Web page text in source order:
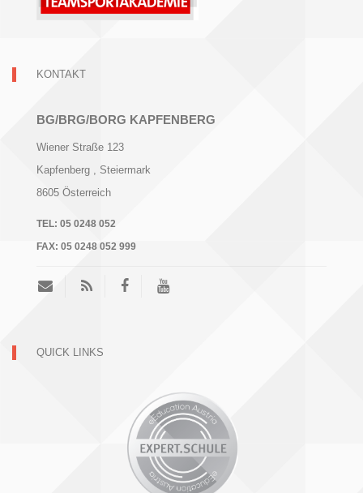
KONTAKT
BG/BRG/BORG KAPFENBERG
Wiener Straße 123
Kapfenberg , Steiermark
8605 Österreich
TEL: 05 0248 052
FAX: 05 0248 052 999
QUICK LINKS